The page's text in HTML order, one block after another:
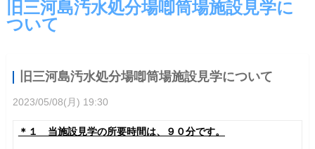
旧三河島汚水処分場喞筒場施設見学に
ついて
旧三河島汚水処分場喞筒場施設見学について
2023/05/08(月) 19:30
＊１ 当施設見学の所要時間は、９０分です。